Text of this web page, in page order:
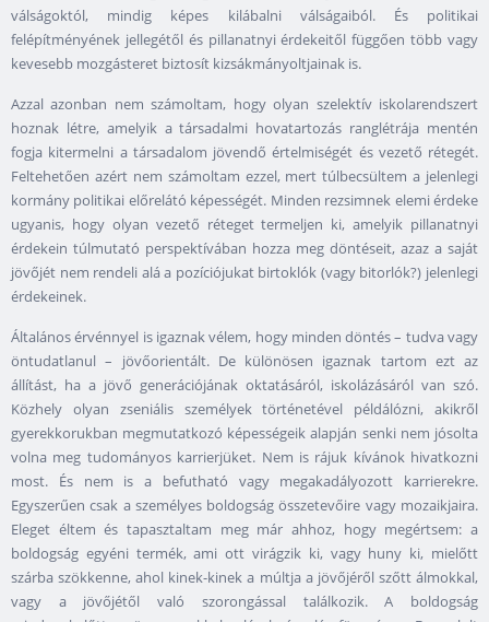
válságoktól, mindig képes kilábalni válságaiból. És politikai
felépítményének jellegétől és pillanatnyi érdekeitől függően több vagy
kevesebb mozgásteret biztosít kizsákmányoltjainak is.
Azzal azonban nem számoltam, hogy olyan szelektív iskolarendszert
hoznak létre, amelyik a társadalmi hovatartozás ranglétrája mentén
fogja kitermelni a társadalom jövendő értelmiségét és vezető rétegét.
Feltehetően azért nem számoltam ezzel, mert túlbecsültem a jelenlegi
kormány politikai előrelátó képességét. Minden rezsimnek elemi érdeke
ugyanis, hogy olyan vezető réteget termeljen ki, amelyik pillanatnyi
érdekein túlmutató perspektívában hozza meg döntéseit, azaz a saját
jövőjét nem rendeli alá a pozíciójukat birtoklók (vagy bitorlók?) jelenlegi
érdekeinek.
Általános érvénnyel is igaznak vélem, hogy minden döntés – tudva vagy
öntudatlanul – jövőorientált. De különösen igaznak tartom ezt az
állítást, ha a jövő generációjának oktatásáról, iskolázásáról van szó.
Közhely olyan zseniális személyek történetével példálózni, akikről
gyerekkorukban megmutatkozó képességeik alapján senki nem jósolta
volna meg tudományos karrierjüket. Nem is rájuk kívánok hivatkozni
most. És nem is a befutható vagy megakadályozott karrierekre.
Egyszerűen csak a személyes boldogság összetevőire vagy mozaikjaira.
Eleget éltem és tapasztaltam meg már ahhoz, hogy megértsem: a
boldogság egyéni termék, ami ott virágzik ki, vagy huny ki, mielőtt
szárba szökkenne, ahol kinek-kinek a múltja a jövőjéről szőtt álmokkal,
vagy a jövőjétől való szorongással találkozik. A boldogság